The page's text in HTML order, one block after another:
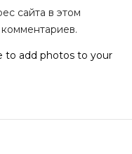
сайта в этом
to add photos to your